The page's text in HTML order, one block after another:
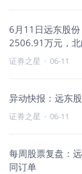
6月11日远东股
2506.91万元，
证券之星 · 06-11
异动快报：远东
证券之星 · 06-11
每周股票复盘：
同订单